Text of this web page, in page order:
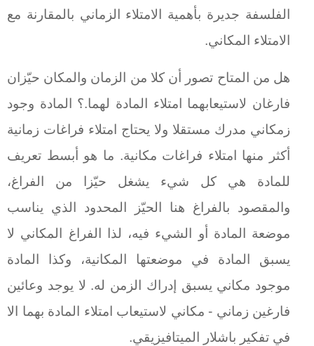
الفلسفة جديرة بأهمية الامتلاء الزماني بالمقارنة مع
الامتلاء المكاني.
هل من المتاح تصور أن كلا من الزمان والمكان حيّزان
فارغان لاستيعابهما امتلاء المادة لهما.؟ المادة وجود
زمكاني مدرك مستقلا ولا يحتاج امتلاء فراغات زمانية
أكثر منها امتلاء فراغات مكانية. ما هو أبسط تعريف
للمادة هي كل شيء يشغل حيّزا من الفراغ،
والمقصود بالفراغ هنا الحيّز المحدود الذي يناسب
موضعة المادة أو الشيء فيه، لذا الفراغ المكاني لا
يسبق المادة في موضعتها المكانية، وكذا المادة
موجود مكاني يسبق إدراك الزمن له. لا يوجد وعائين
فارغين زماني - مكاني لاستيعاب امتلاء المادة بهما الا
في تفكير باشلار الميتافيزيقي.